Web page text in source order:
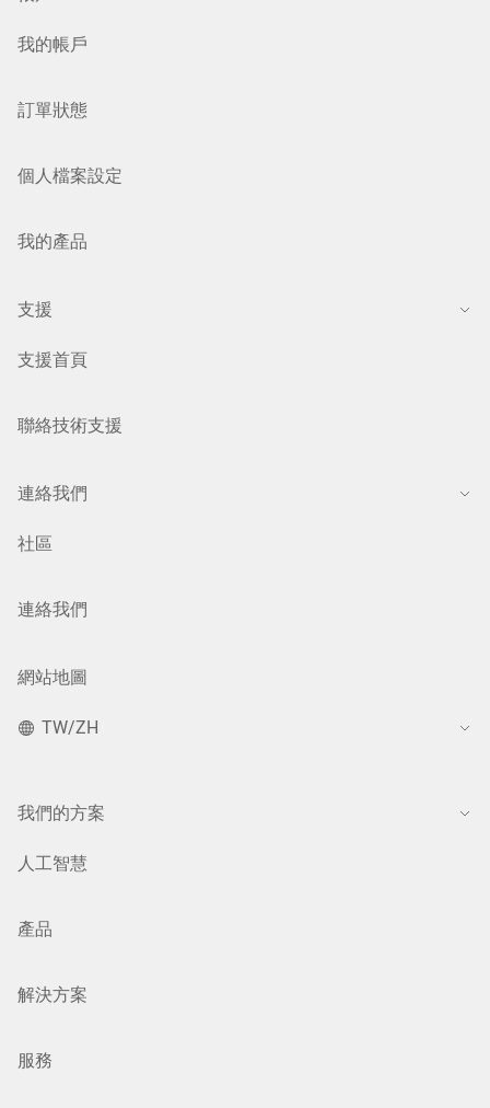
我的帳戶
訂單狀態
個人檔案設定
我的產品
支援
支援首頁
聯絡技術支援
連絡我們
社區
連絡我們
網站地圖
TW/ZH
我們的方案
人工智慧
產品
解決方案
服務